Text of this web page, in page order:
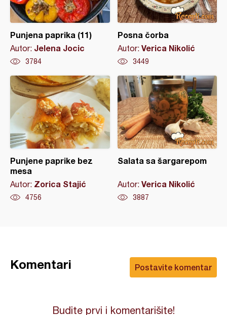
Punjena paprika (11)
Autor: Jelena Jocic
3784
Posna čorba
Autor: Verica Nikolić
3449
Punjene paprike bez
mesa
Autor: Zorica Stajić
4756
Salata sa šargarepom
Autor: Verica Nikolić
3887
Postavite komentar
Komentari
Budite prvi i komentarišite!